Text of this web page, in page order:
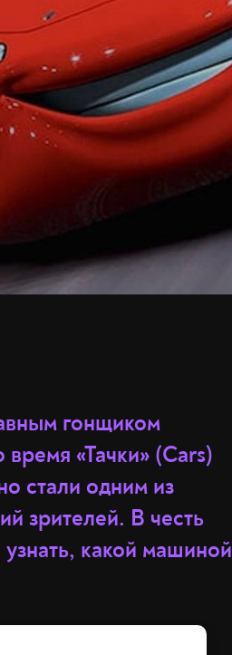
гонщиком
«Тачки» (Cars)
стали одним из
зрителей. В честь
какой машиной